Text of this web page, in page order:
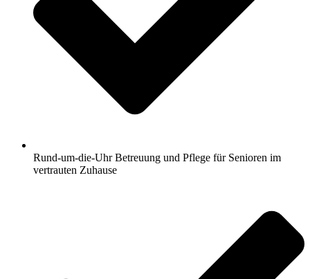
Rund-um-die-Uhr Betreuung und Pflege für Senioren im
vertrauten Zuhause